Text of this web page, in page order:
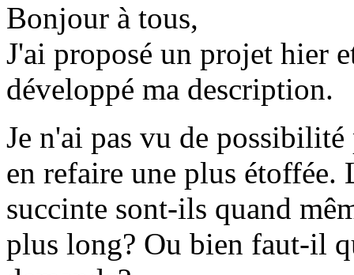
Bonjour à tous,
J'ai proposé un projet hier
développé ma description.
Je n'ai pas vu de
en refaire une plus étoffée.
succinte sont-ils quand
plus long? Ou bien faut-il